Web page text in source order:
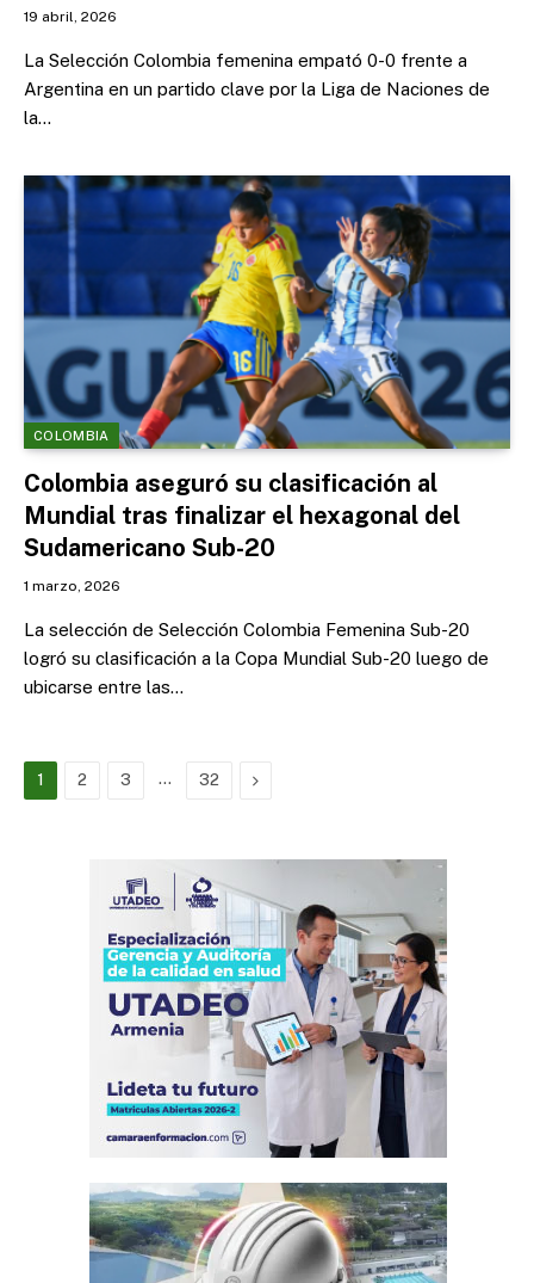
19 abril, 2026
La Selección Colombia femenina empató 0-0 frente a
Argentina en un partido clave por la Liga de Naciones de
la…
COLOMBIA
Colombia aseguró su clasificación al
Mundial tras finalizar el hexagonal del
Sudamericano Sub-20
1 marzo, 2026
La selección de Selección Colombia Femenina Sub-20
logró su clasificación a la Copa Mundial Sub-20 luego de
ubicarse entre las…
1 2 3 … 32 Next